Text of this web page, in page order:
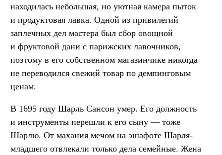
находилась небольшая, но уютная камера пыток
и продуктовая лавка. Одной из привилегий
заплечных дел мастера был сбор овощной
и фруктовой дани с парижских лавочников,
поэтому в его собственном магазинчике никогда
не переводился свежий товар по демпинговым
ценам.
В 1695 году Шарль Сансон умер. Его должность
и инструменты перешли к его сыну — тоже
Шарлю. От махания мечом на эшафоте Шарля-
младшего отвлекали только дела семейные. Жена